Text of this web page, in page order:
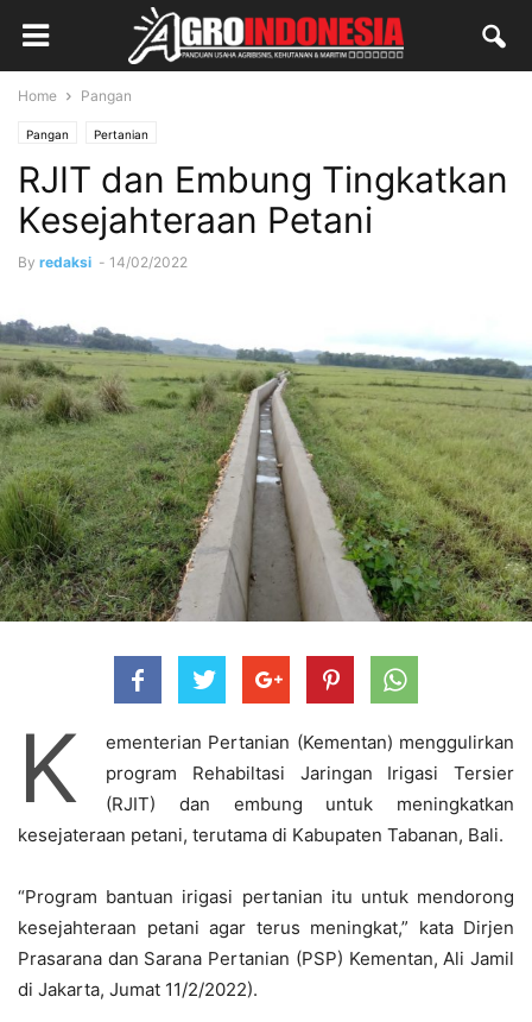
Home Pangan
Pangan Pertanian
RJIT dan Embung Tingkatkan
Kesejahteraan Petani
By redaksi - 14/02/2022
K
ementerian Pertanian (Kementan) menggulirkan
program Rehabiltasi Jaringan Irigasi Tersier
(RJIT) dan embung untuk meningkatkan
kesejateraan petani, terutama di Kabupaten Tabanan, Bali.
“Program bantuan irigasi pertanian itu untuk mendorong
kesejahteraan petani agar terus meningkat,” kata Dirjen
Prasarana dan Sarana Pertanian (PSP) Kementan, Ali Jamil
di Jakarta, Jumat 11/2/2022).